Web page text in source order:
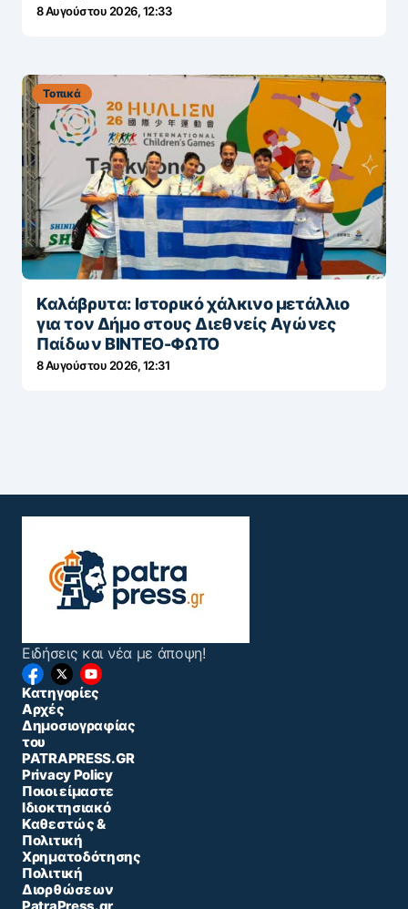
8 Αυγούστου 2026, 12:33
Τοπικά
Καλάβρυτα: Ιστορικό χάλκινο μετάλλιο
για τον Δήμο στους Διεθνείς Αγώνες
Παίδων ΒΙΝΤΕΟ-ΦΩΤΟ
8 Αυγούστου 2026, 12:31
Ειδήσεις και νέα με άποψη!
Κατηγορίες
Αρχές
Δημοσιογραφίας
του
PATRAPRESS.GR
Privacy Policy
Ποιοι είμαστε
Ιδιοκτησιακό
Καθεστώς &
Πολιτική
Χρηματοδότησης
Πολιτική
Διορθώσεων